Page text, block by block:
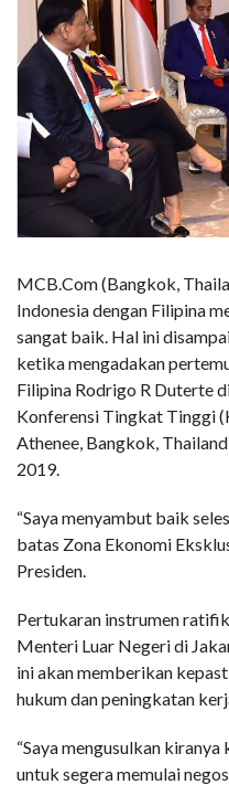
MCB.Com (Bangkok,
Indonesia dengan Filipina
sangat baik. Hal ini
ketika mengadakan
Filipina Rodrigo R Duterte
Konferensi Tingkat Tinggi
Athenee, Bangkok,
2019.
“Saya menyambut baik
batas Zona Ekonomi
Presiden.
Pertukaran instrumen
Menteri Luar Negeri di
ini akan memberikan
hukum dan peningkatan
“Saya mengusulkan
untuk segera memulai